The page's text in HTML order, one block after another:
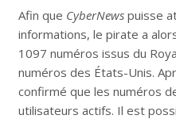
Afin que CyberNewspuisse
informations, le pirate a
1097 numéros issus du
numéros des États-Unis.
confirmé que les numéros
utilisateurs actifs. Il est